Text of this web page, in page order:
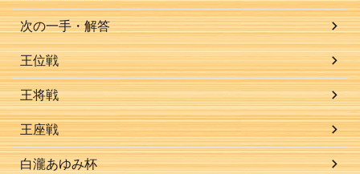
次の一手・解答
王位戦
王将戦
王座戦
白瀧あゆみ杯